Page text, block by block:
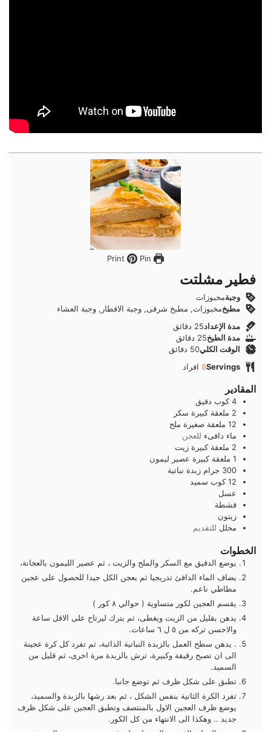
Pin
فطير مشلتت
وجبةمخبوزات
مطبخمخبوزات, مطبخ شرقى, وجبة الافطار, وجبة العشاء
مدة الإعداد25 دقائق
دقائق
مدة الطبخ25 دقائق
دقائق
الوقت الكلي50 دقائق
دقائق
Servings
8 افراد
المقادير
4 كوب دقيق
2 ملعقة كبيرة سكر
12 ملعقة صغيرة ملح
ماء دافىء للعجن
2 ملعقة كبيرة زيت
1 ملعقة كبيرة عصير ليمون
300 جرام زبدة نباتية
12 كوب سميد
عسل
قشطة
زيتون
مخلل للتقديم
الخطوات
يوضع الدقيق مع السكر والملح والزيت ، ثم عصير الليمون بالعجانة،
يضاف الماء الدافئ تدريجيا ثم يعجن الكل جيدا للحصول على عجين
مطاطي ناعم.
يقسم العجين لكور متساوية ( حوالي ٨ كور )
يدهن بقليل من الزيت ويغطى، ثم يترك ليرتاح على الاقل ساعة
والاحسن تركه من ٥ ل ٦ ساعات.
. يدهن سطح العمل بالزبدة النباتية الذائبة، ثم تفرد كل كرة عجينة
الى ان تصبح رقيقة وكبيرة، ترش بالزبدة مرة اخرى، ثم قليل من
السميد.
تطبق على شكل ظرف ثم توضع جانبا.
تفرد الكرة الثانية بنفس الشكل ، ثم بعد رشها بالزبدة والسميد،
يوضع ظرف العجين الاول بالمنتصف وتطبق العجين على شكل ظرف
جديد .. وهكذا الى الانتهاء من كل الكور.